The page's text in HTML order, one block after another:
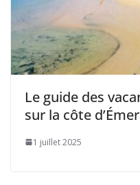
Le guide des
sur la côte
1 juillet 2025